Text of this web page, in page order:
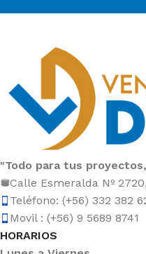
"Todo para tus
Calle Esmeralda Nº
Teléfono: (+56) 332 382
Movil : (+56) 9 5689 8741
HORARIOS